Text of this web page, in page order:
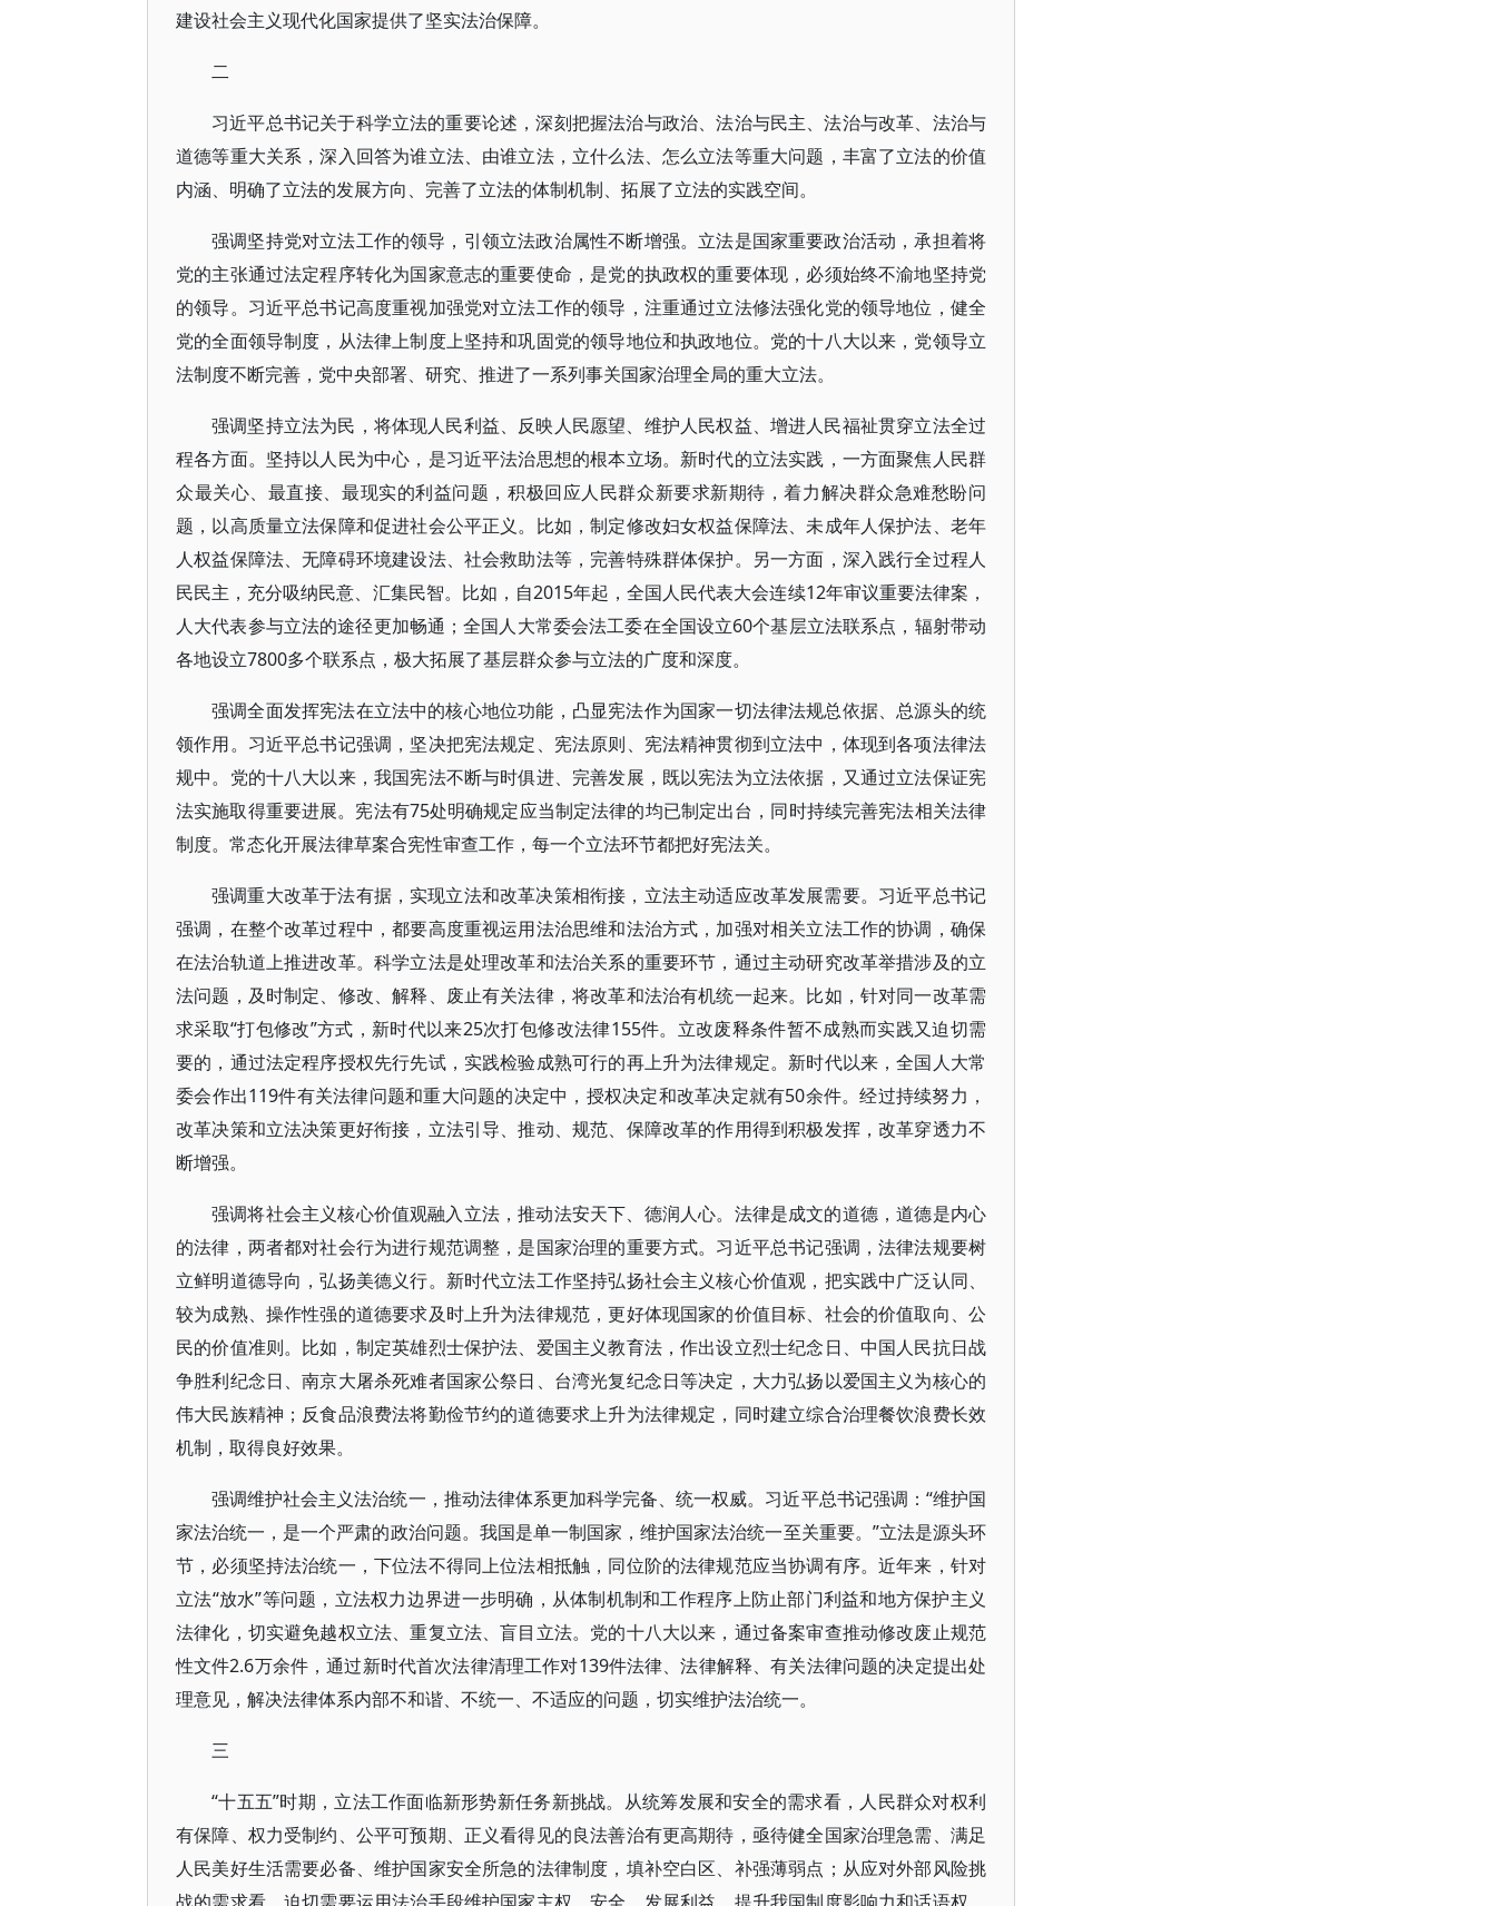
建设社会主义现代化国家提供了坚实法治保障。
二
习近平总书记关于科学立法的重要论述，深刻把握法治与政治、法治与民主、法治与改革、法治与
道德等重大关系，深入回答为谁立法、由谁立法，立什么法、怎么立法等重大问题，丰富了立法的价值
内涵、明确了立法的发展方向、完善了立法的体制机制、拓展了立法的实践空间。
强调坚持党对立法工作的领导，引领立法政治属性不断增强。立法是国家重要政治活动，承担着将
党的主张通过法定程序转化为国家意志的重要使命，是党的执政权的重要体现，必须始终不渝地坚持党
的领导。习近平总书记高度重视加强党对立法工作的领导，注重通过立法修法强化党的领导地位，健全
党的全面领导制度，从法律上制度上坚持和巩固党的领导地位和执政地位。党的十八大以来，党领导立
法制度不断完善，党中央部署、研究、推进了一系列事关国家治理全局的重大立法。
强调坚持立法为民，将体现人民利益、反映人民愿望、维护人民权益、增进人民福祉贯穿立法全过
程各方面。坚持以人民为中心，是习近平法治思想的根本立场。新时代的立法实践，一方面聚焦人民群
众最关心、最直接、最现实的利益问题，积极回应人民群众新要求新期待，着力解决群众急难愁盼问
题，以高质量立法保障和促进社会公平正义。比如，制定修改妇女权益保障法、未成年人保护法、老年
人权益保障法、无障碍环境建设法、社会救助法等，完善特殊群体保护。另一方面，深入践行全过程人
民民主，充分吸纳民意、汇集民智。比如，自2015年起，全国人民代表大会连续12年审议重要法律案，
人大代表参与立法的途径更加畅通；全国人大常委会法工委在全国设立60个基层立法联系点，辐射带动
各地设立7800多个联系点，极大拓展了基层群众参与立法的广度和深度。
强调全面发挥宪法在立法中的核心地位功能，凸显宪法作为国家一切法律法规总依据、总源头的统
领作用。习近平总书记强调，坚决把宪法规定、宪法原则、宪法精神贯彻到立法中，体现到各项法律法
规中。党的十八大以来，我国宪法不断与时俱进、完善发展，既以宪法为立法依据，又通过立法保证宪
法实施取得重要进展。宪法有75处明确规定应当制定法律的均已制定出台，同时持续完善宪法相关法律
制度。常态化开展法律草案合宪性审查工作，每一个立法环节都把好宪法关。
强调重大改革于法有据，实现立法和改革决策相衔接，立法主动适应改革发展需要。习近平总书记
强调，在整个改革过程中，都要高度重视运用法治思维和法治方式，加强对相关立法工作的协调，确保
在法治轨道上推进改革。科学立法是处理改革和法治关系的重要环节，通过主动研究改革举措涉及的立
法问题，及时制定、修改、解释、废止有关法律，将改革和法治有机统一起来。比如，针对同一改革需
求采取“打包修改”方式，新时代以来25次打包修改法律155件。立改废释条件暂不成熟而实践又迫切需
要的，通过法定程序授权先行先试，实践检验成熟可行的再上升为法律规定。新时代以来，全国人大常
委会作出119件有关法律问题和重大问题的决定中，授权决定和改革决定就有50余件。经过持续努力，
改革决策和立法决策更好衔接，立法引导、推动、规范、保障改革的作用得到积极发挥，改革穿透力不
断增强。
强调将社会主义核心价值观融入立法，推动法安天下、德润人心。法律是成文的道德，道德是内心
的法律，两者都对社会行为进行规范调整，是国家治理的重要方式。习近平总书记强调，法律法规要树
立鲜明道德导向，弘扬美德义行。新时代立法工作坚持弘扬社会主义核心价值观，把实践中广泛认同、
较为成熟、操作性强的道德要求及时上升为法律规范，更好体现国家的价值目标、社会的价值取向、公
民的价值准则。比如，制定英雄烈士保护法、爱国主义教育法，作出设立烈士纪念日、中国人民抗日战
争胜利纪念日、南京大屠杀死难者国家公祭日、台湾光复纪念日等决定，大力弘扬以爱国主义为核心的
伟大民族精神；反食品浪费法将勤俭节约的道德要求上升为法律规定，同时建立综合治理餐饮浪费长效
机制，取得良好效果。
强调维护社会主义法治统一，推动法律体系更加科学完备、统一权威。习近平总书记强调：“维护国
家法治统一，是一个严肃的政治问题。我国是单一制国家，维护国家法治统一至关重要。”立法是源头环
节，必须坚持法治统一，下位法不得同上位法相抵触，同位阶的法律规范应当协调有序。近年来，针对
立法“放水”等问题，立法权力边界进一步明确，从体制机制和工作程序上防止部门利益和地方保护主义
法律化，切实避免越权立法、重复立法、盲目立法。党的十八大以来，通过备案审查推动修改废止规范
性文件2.6万余件，通过新时代首次法律清理工作对139件法律、法律解释、有关法律问题的决定提出处
理意见，解决法律体系内部不和谐、不统一、不适应的问题，切实维护法治统一。
三
“十五五”时期，立法工作面临新形势新任务新挑战。从统筹发展和安全的需求看，人民群众对权利
有保障、权力受制约、公平可预期、正义看得见的良法善治有更高期待，亟待健全国家治理急需、满足
人民美好生活需要必备、维护国家安全所急的法律制度，填补空白区、补强薄弱点；从应对外部风险挑